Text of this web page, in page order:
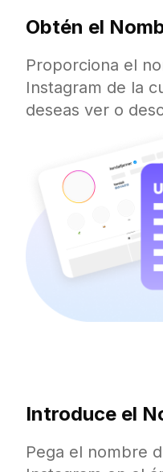
Obtén el
Proporciona el
Instagram de la
deseas ver o
Introduce el
Pega el nombre